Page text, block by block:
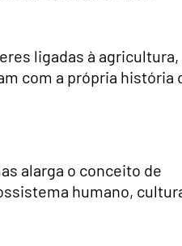
ligadas à agricultura,
com a própria história
alarga o conceito de
humano,